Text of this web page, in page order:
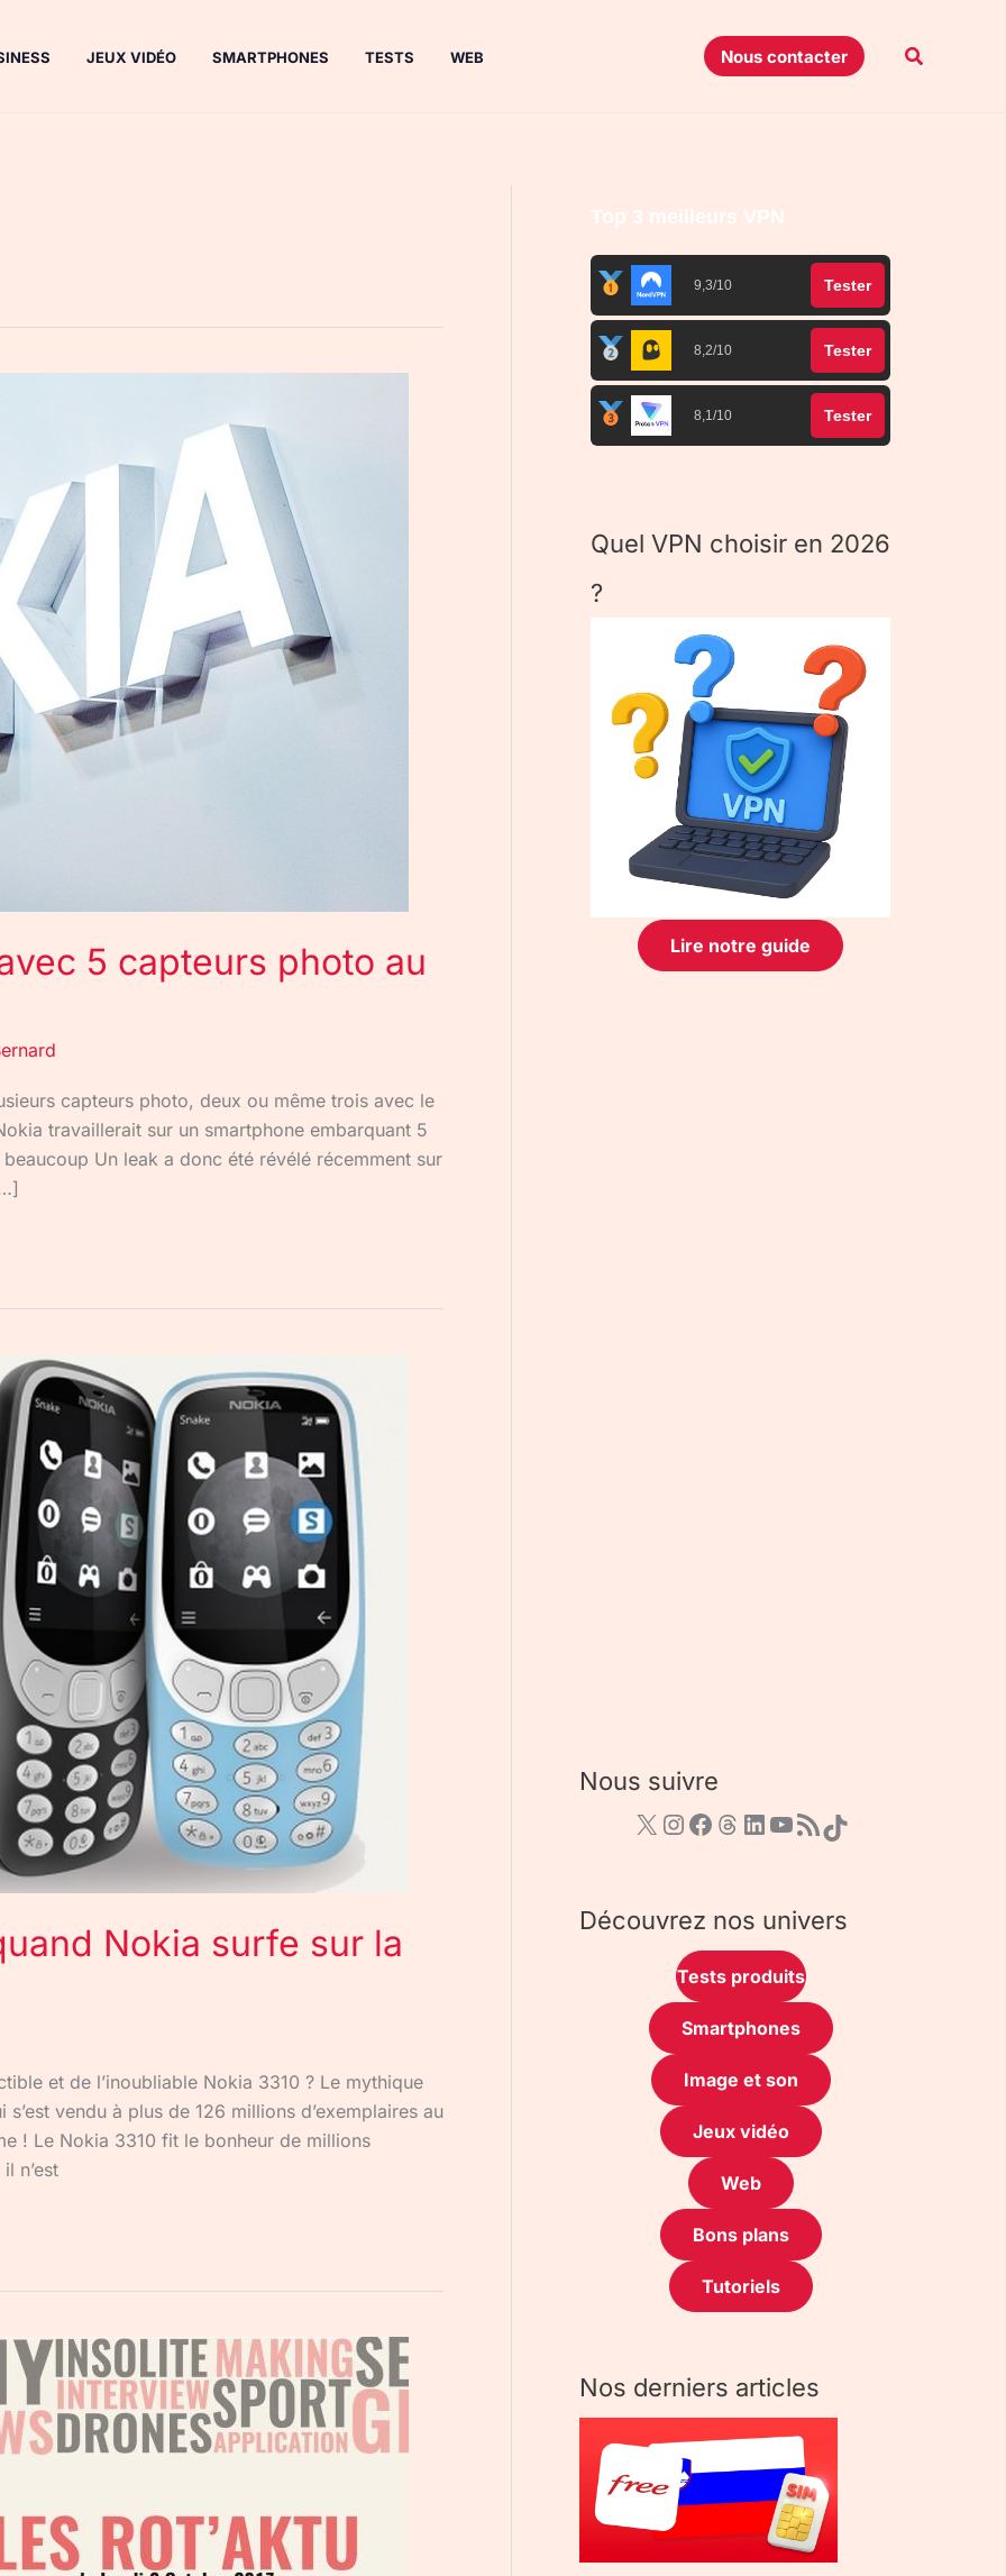
JEUX VIDÉO SMARTPHONES TESTS WEB Nous contacter
5 capteurs photo au
capteurs photo, deux ou même trois avec le
travaillerait sur un smartphone embarquant 5
Un leak a donc été révélé récemment sur
Nokia surfe sur la
et de l’inoubliable Nokia 3310 ? Le mythique
vendu à plus de 126 millions d’exemplaires au
! Le Nokia 3310 fit le bonheur de millions
n’est
Top 3 meilleurs VPN
9,3/10 Tester
8,2/10 Tester
8,1/10 Tester
Quel VPN choisir en 2026
?
Lire notre guide
Nous suivre
Découvrez nos univers
Tests produits
Smartphones
Image et son
Jeux vidéo
Web
Bons plans
Tutoriels
Nos derniers articles